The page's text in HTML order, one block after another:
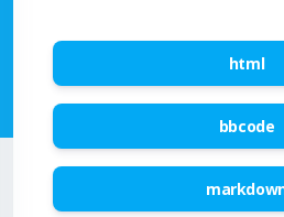
html
bbcode